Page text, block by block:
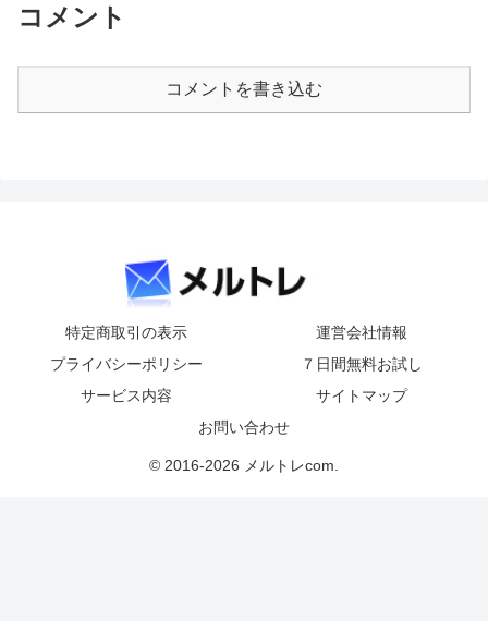
コメント
コメントを書き込む
特定商取引の表示
運営会社情報
プライバシーポリシー
７日間無料お試し
サービス内容
サイトマップ
お問い合わせ
© 2016-2026 メルトレcom.